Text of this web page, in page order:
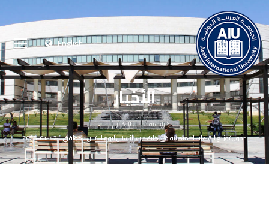
English
الأخبار
الرئيسية
الأخبار
جدول توزيع القاعات الامتحانية في كلية طب الأسنان ليوم الاثنين الموافق لـ 12-01-2026